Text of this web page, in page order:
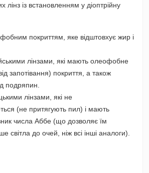
лінз із встановленням у діоптрійну
покриттям, яке відштовхує жир і
лінзами, які мають олеофобне
запотівання) покриття, а також
подряпин.
лінзами, які не
(не притягують пил) і мають
числа Аббе (що дозволяє їм
світла до очей, ніж всі інші аналоги).